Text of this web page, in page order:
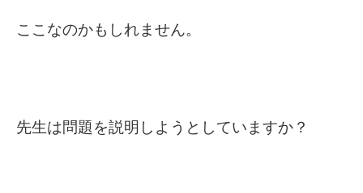
ここなのかもしれません。
先生は問題を説明しようとしていますか？